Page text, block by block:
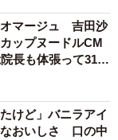
オマージュ 吉田沙
ップヌードルCM
長も体張って31万
けど」バニラアイ
おいしさ 口の中